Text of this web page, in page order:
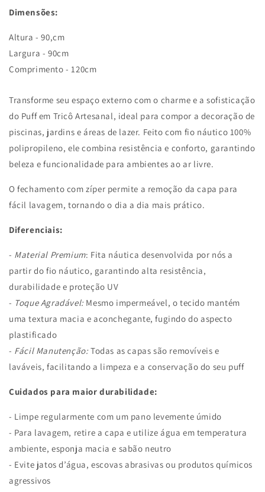
Dimensões:
Altura - 90,cm
Largura - 90cm
Comprimento - 120cm
Transforme seu espaço externo com o charme e a sofisticação
do Puff em Tricô Artesanal, ideal para compor a decoração de
piscinas, jardins e áreas de lazer. Feito com fio náutico 100%
polipropileno, ele combina resistência e conforto, garantindo
beleza e funcionalidade para ambientes ao ar livre.
O fechamento com zíper permite a remoção da capa para
fácil lavagem, tornando o dia a dia mais prático.
Diferenciais:
- Material Premium: Fita náutica desenvolvida por nós a
partir do fio náutico, garantindo alta resistência,
durabilidade e proteção UV
- Toque Agradável: Mesmo impermeável, o tecido mantém
uma textura macia e aconchegante, fugindo do aspecto
plastificado
- Fácil Manutenção:Todas as capas são removíveis e
laváveis, facilitando a limpeza e a conservação do seu puff
Cuidados para maior durabilidade:
- Limpe regularmente com um pano levemente úmido
- Para lavagem, retire a capa e utilize água em temperatura
ambiente, esponja macia e sabão neutro
- Evite jatos d’água, escovas abrasivas ou produtos químicos
agressivos